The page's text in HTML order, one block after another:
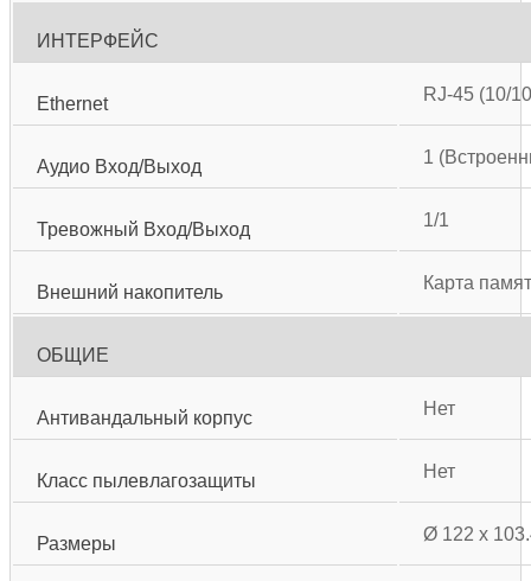
ИНТЕРФЕЙС
Ethernet RJ-45 (10/
Аудио Вход/Выход 1
Тревожный Вход/Выход 1/1
Внешний накопитель Карта
ОБЩИЕ
Антивандальный корпус Нет
Класс пылевлагозащиты Нет
Размеры Ø 122 x